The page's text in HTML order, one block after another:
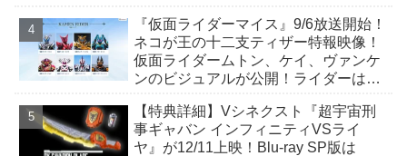
か12点！
『仮面ライダーマイス』9/6放送開始！
ネコが王の十二支ティザー特報映像！
仮面ライダームトン、ケイ、ヴァンケ
ンのビジュアルが公開！ライダーは子
【特典詳細】Vシネクスト『超宇宙刑
事ギャバン インフィニティVSライ
ヤ』が12/11上映！Blu-ray SP版は